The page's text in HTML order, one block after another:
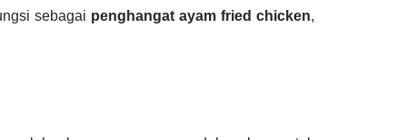
sebagai penghangat ayam fried chicken,